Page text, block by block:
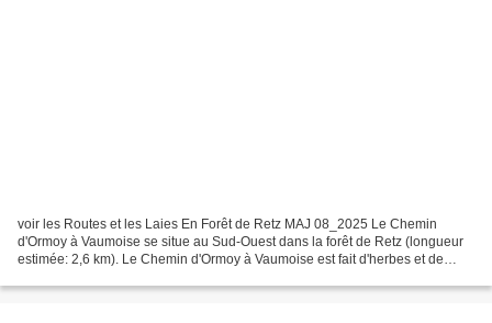
voir les Routes et les Laies En Forêt de Retz MAJ 08_2025 Le Chemin
d'Ormoy à Vaumoise se situe au Sud-Ouest dans la forêt de Retz (longueur
estimée: 2,6 km). Le Chemin d'Ormoy à Vaumoise est fait d'herbes et de